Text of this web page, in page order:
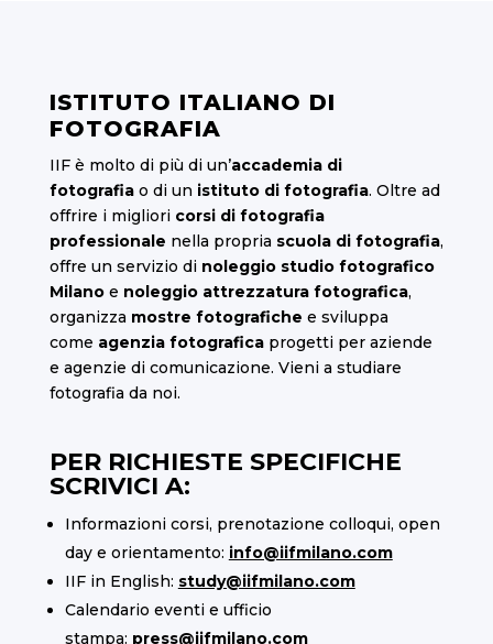
ISTITUTO ITALIANO DI
FOTOGRAFIA
IIF è molto di più di un’accademia di
fotografiao di un istituto di fotografia. Oltre ad
offrire i migliori corsi di fotografia
professionale nella propria scuola di fotografia,
offre un servizio di noleggio studio fotografico
Milano e noleggio attrezzatura fotografica,
organizza mostre fotografiche e sviluppa
come agenzia fotograficaprogetti per aziende
e agenzie di comunicazione. Vieni a studiare
fotografia da noi.
PER RICHIESTE SPECIFICHE
SCRIVICI A:
Informazioni corsi, prenotazione colloqui, open
day e orientamento: info@iifmilano.com
IIF in English: study@iifmilano.com
Calendario eventi e ufficio
stampa: press@iifmilano.com